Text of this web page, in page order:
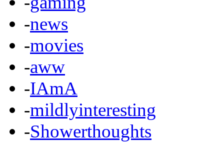
-news
-movies
-aww
-IAmA
-mildlyinteresting
-Showerthoughts